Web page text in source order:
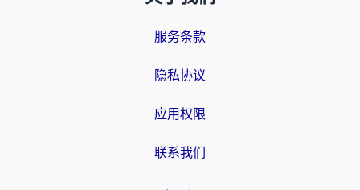
服务条款
隐私协议
应用权限
联系我们